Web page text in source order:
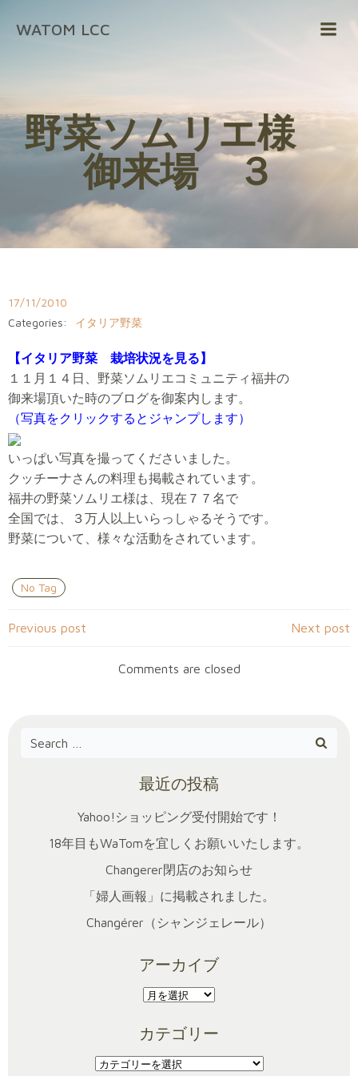
ス
キ
ッ
プ
WATOM LCC
野菜ソムリエ様
御来場 ３
17/11/2010
Categories:
イタリア野菜
【イタリア野菜 栽培状況を見る】
１１月１４日、野菜ソムリエコミュニティ福井の
御来場頂いた時のブログを御案内します。
（写真をクリックするとジャンプします）
いっぱい写真を撮ってくださいました。
クッチーナさんの料理も掲載されています。
福井の野菜ソムリエ様は、現在７７名で
全国では、３万人以上いらっしゃるそうです。
野菜について、様々な活動をされています。
No Tag
Post
navigation
Previous post
navigation
Next post
Comments are closed
Search
最近の投稿
Yahoo!ショッピング受付開始です！
18年目もWaTomを宜しくお願いいたします。
Changerer閉店のお知らせ
「婦人画報」に掲載されました。
Changérer（シャンジェレール）
アーカイブ
ア
カ
イ
カテゴリー
カ